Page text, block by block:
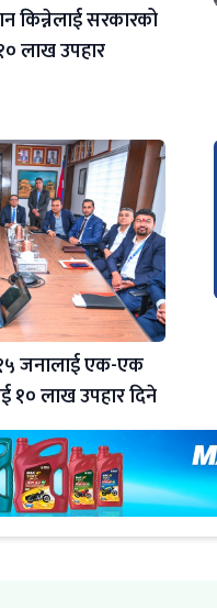
किन्नेलाई सरकारको
लाख उपहार
जनालाई एक-एक
१० लाख उपहार दिने